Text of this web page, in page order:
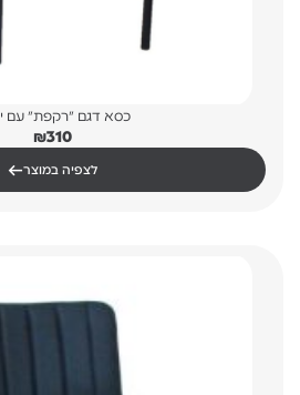
כסא דגם "רקפת" עם
₪310
←לצפיה במוצר